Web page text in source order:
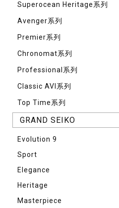
Superocean Heritage系列
Avenger系列
Premier系列
Chronomat系列
Professional系列
Classic AVI系列
Top Time系列
GRAND SEIKO
Evolution 9
Sport
Elegance
Heritage
Masterpiece